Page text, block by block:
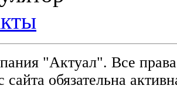
"Актуал". Все
сайта обязательна